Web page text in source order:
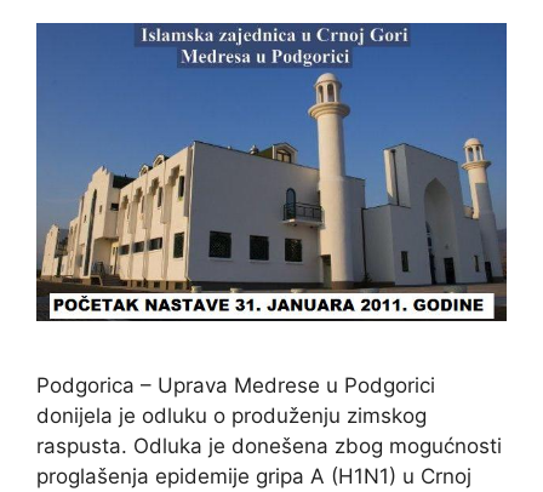
Podgorica – Uprava Medrese u Podgorici
donijela je odluku o produženju zimskog
raspusta. Odluka je donešena zbog mogućnosti
proglašenja epidemije gripa A (H1N1) u Crnoj